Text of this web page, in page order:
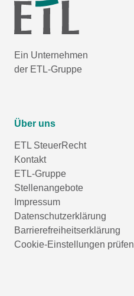
Ein Unternehmen
der ETL-Gruppe
Über uns
ETL SteuerRecht
Kontakt
ETL-Gruppe
Stellenangebote
Impressum
Datenschutzerklärung
Barrierefreiheitserklärung
Cookie-Einstellungen prüfen